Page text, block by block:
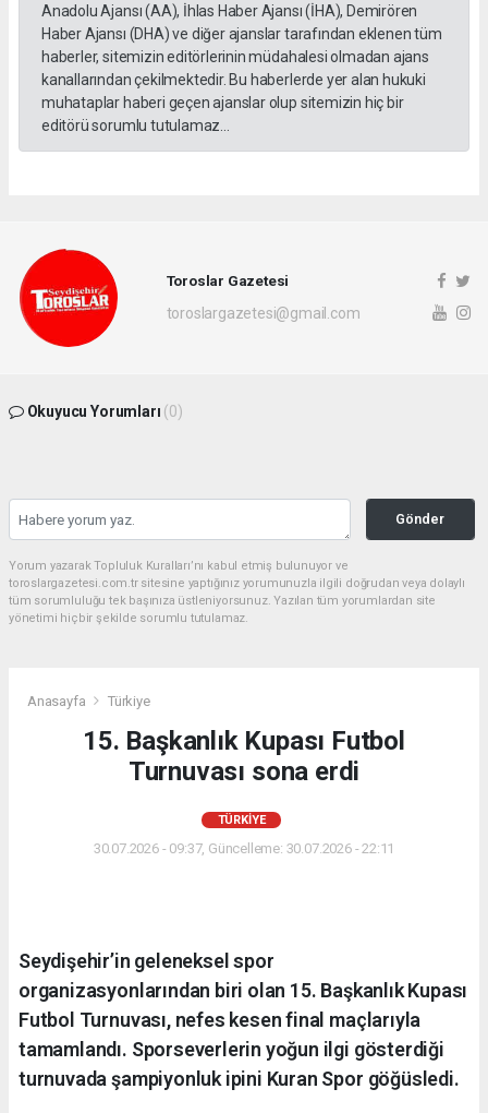
Anadolu Ajansı (AA), İhlas Haber Ajansı (İHA), Demirören
Haber Ajansı (DHA) ve diğer ajanslar tarafından eklenen tüm
haberler, sitemizin editörlerinin müdahalesi olmadan ajans
kanallarından çekilmektedir. Bu haberlerde yer alan hukuki
muhataplar haberi geçen ajanslar olup sitemizin hiç bir
editörü sorumlu tutulamaz...
Toroslar Gazetesi
toroslargazetesi@gmail.com
Okuyucu Yorumları (0)
Gönder
Yorum yazarak Topluluk Kuralları’nı kabul etmiş bulunuyor ve
toroslargazetesi.com.tr sitesine yaptığınız yorumunuzla ilgili doğrudan veya dolaylı
tüm sorumluluğu tek başınıza üstleniyorsunuz. Yazılan tüm yorumlardan site
yönetimi hiçbir şekilde sorumlu tutulamaz.
Anasayfa Türkiye
15. Başkanlık Kupası Futbol
Turnuvası sona erdi
TÜRKIYE
30.07.2026 - 09:37, Güncelleme: 30.07.2026 - 22:11
Seydişehir’in geleneksel spor
organizasyonlarından biri olan 15. Başkanlık Kupası
Futbol Turnuvası, nefes kesen final maçlarıyla
tamamlandı. Sporseverlerin yoğun ilgi gösterdiği
turnuvada şampiyonluk ipini Kuran Spor göğüsledi.